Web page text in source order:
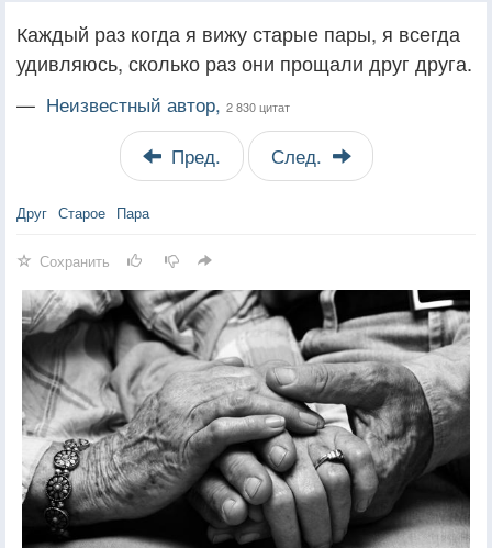
Каждый раз когда я вижу старые пары, я всегда
удивляюсь, сколько раз они прощали друг друга.
— Неизвестный автор, 2 830 цитат
Пред. След.
Друг Старое Пара
Сохранить